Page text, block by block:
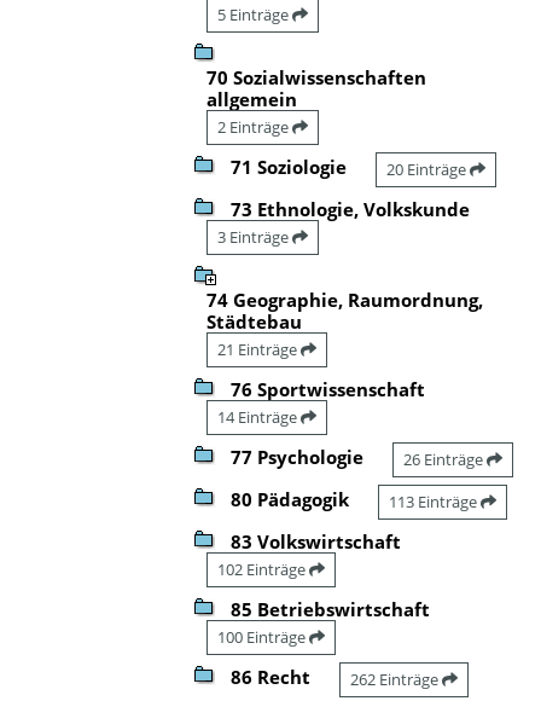
5 Einträge
70 Sozialwissenschaften
allgemein
2 Einträge
71 Soziologie 20 Einträge
73 Ethnologie, Volkskunde
3 Einträge
74 Geographie, Raumordnung,
Städtebau
21 Einträge
76 Sportwissenschaft
14 Einträge
77 Psychologie 26 Einträge
80 Pädagogik 113 Einträge
83 Volkswirtschaft
102 Einträge
85 Betriebswirtschaft
100 Einträge
86 Recht 262 Einträge